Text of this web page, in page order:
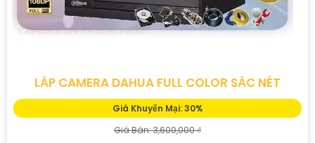
LẮP CAMERA DAHUA FULL COLOR SẮC NÉT
Giá Khuyến Mại: 30%
Giá Bán: 3,600,000 ₫